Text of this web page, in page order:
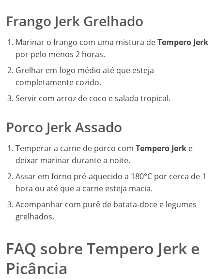
Frango Jerk Grelhado
Marinar o frango com uma mistura deTempero Jerk
por pelo menos 2 horas.
Grelhar em fogo médio até que esteja
completamente cozido.
Servir com arroz de coco e salada tropical.
Porco Jerk Assado
Temperar a carne de porco com Tempero Jerk e
deixar marinar durante a noite.
Assar em forno pré-aquecido a 180°C por cerca de 1
hora ou até que a carne esteja macia.
Acompanhar com purê de batata-doce e legumes
grelhados.
FAQ sobre Tempero Jerk e
Picância